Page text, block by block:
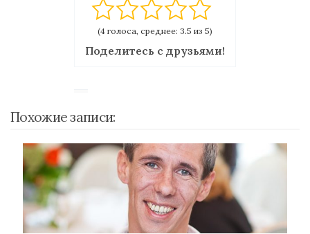
(4 голоса, среднее: 3.5 из 5)
Поделитесь с друзьями!
Похожие записи: